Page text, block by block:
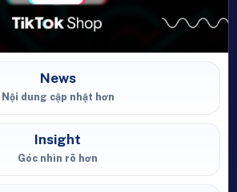
News
Nội dung cập nhật hơn
Insight
Góc nhìn rõ hơn